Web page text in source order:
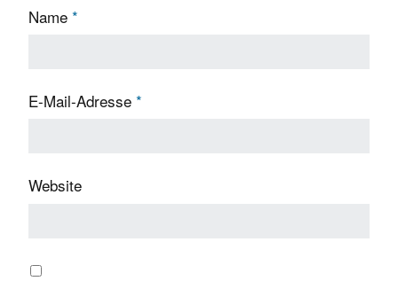
Name *
E-Mail-Adresse *
Website